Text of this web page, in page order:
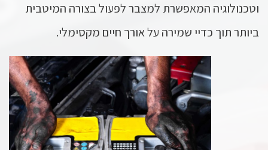
וטכנולוגיה המאפשרת למצבר לפעול בצורה המיטבית
ביותר תוך כדיי שמירה על אורך חיים מקסימלי.